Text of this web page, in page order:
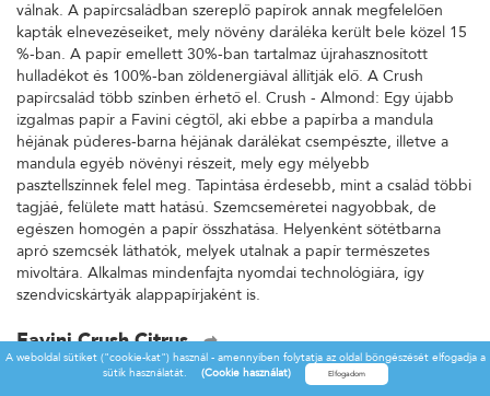
válnak. A papírcsaládban szereplő papírok annak megfelelően
kapták elnevezéseiket, mely növény daráléka került bele közel 15
%-ban. A papír emellett 30%-ban tartalmaz újrahasznosított
hulladékot és 100%-ban zöldenergiával állítják elő. A Crush
papírcsalád több színben érhető el. Crush - Almond: Egy újabb
izgalmas papír a Favini cégtől, aki ebbe a papírba a mandula
héjának púderes-barna héjának darálékat csempészte, illetve a
mandula egyéb növényi részeit, mely egy mélyebb
pasztellszínnek felel meg. Tapintása érdesebb, mint a család többi
tagjáé, felülete matt hatású. Szemcseméretei nagyobbak, de
egészen homogén a papír összhatása. Helyenként sötétbarna
apró szemcsék láthatók, melyek utalnak a papír természetes
mivoltára. Alkalmas mindenfajta nyomdai technológiára, így
szendvicskártyák alappapírjaként is.
Favini Crush Citrus
Favini Crush - 250g/350g A Crush egy környezetbarát
papírcsalád, melynél különböző gyümölcsök és növények
A weboldal sütiket ("cookie-kat") használ - amennyiben folytatja az oldal böngészését elfogadja a
sütik használatát.
(Cookie használat)